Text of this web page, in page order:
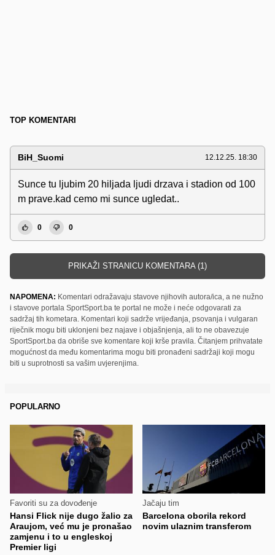
TOP KOMENTARI
BiH_Suomi 12.12.25. 18:30
Sunce tu ljubim 20 hiljada ljudi drzava i stadion od 100
m prave.kad cemo mi sunce ugledat..
0 0
PRIKAŽI STRANICU KOMENTARA (1)
NAPOMENA: Komentari odražavaju stavove njihovih autora/ica, a ne nužno
i stavove portala SportSport.ba te portal ne može i neće odgovarati za
sadržaj tih kometara. Komentari koji sadrže vrijeđanja, psovanja i vulgaran
riječnik mogu biti uklonjeni bez najave i objašnjenja, ali to ne obavezuje
SportSport.ba da obriše sve komentare koji krše pravila. Čitanjem prihvatate
mogućnost da među komentarima mogu biti pronađeni sadržaji koji mogu
biti u suprotnosti sa vašim uvjerenjima.
POPULARNO
Favoriti su za dovođenje
Hansi Flick nije dugo žalio za
Araujom, već mu je pronašao
zamjenu i to u engleskoj
Premier ligi
Jačaju tim
Barcelona oborila rekord
novim ulaznim transferom